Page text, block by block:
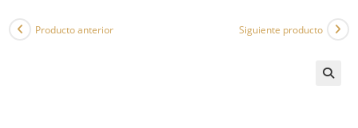
Producto anterior Siguiente producto